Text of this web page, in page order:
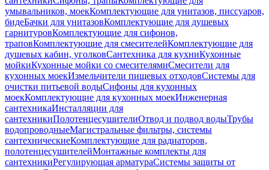
умывальников, моекКомплектующие для унитазов, писсуаров,
бидеБачки для унитазовКомплектующие для душевых
гарнитуровКомплектующие для сифонов,
траповКомплектующие для смесителейКомплектующие для
душевых кабин, уголковСантехника для кухниКухонные
мойкиКухонные мойки со смесителямиСмесители для
кухонных моекИзмельчители пищевых отходовСистемы для
очистки питьевой водыСифоны для кухонных
моекКомплектующие для кухонных моекИнженерная
сантехникаИнсталляции для
сантехникиПолотенцесушителиОтвод и подвод водыТрубы
водопроводныеМагистральные фильтры, системы
сантехническиеКомплектующие для радиаторов,
полотенцесушителейМонтажные комплекты для
сантехникиРегулирующая арматураСистемы защиты от